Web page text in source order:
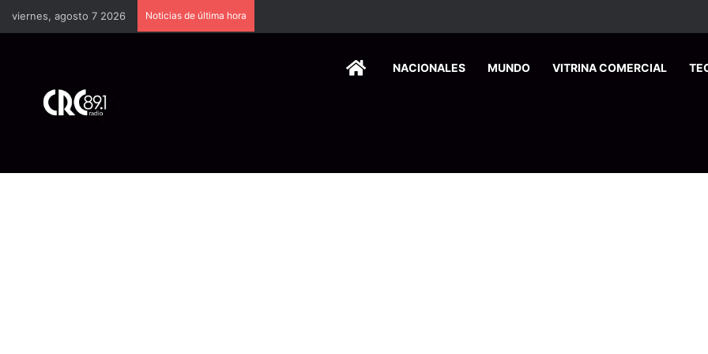
viernes, agosto 7 2026 Noticias de última hora
HOMENACIONALES MUNDO VITRINA COMERCIAL